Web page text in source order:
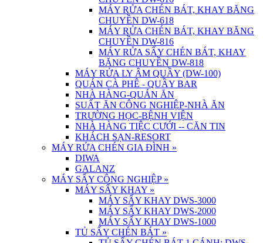
MÁY RỬA CHÉN BÁT, KHAY BĂNG
CHUYỀN DW-618
MÁY RỬA CHÉN BÁT, KHAY BĂNG
CHUYỀN DW-816
MÁY RỬA SẤY CHÉN BÁT, KHAY
BĂNG CHUYỀN DW-818
MÁY RỬA LY ÂM QUẦY (DW-100)
QUÁN CÀ PHÊ - QUẦY BAR
NHÀ HÀNG-QUÁN ĂN
SUẤT ĂN CÔNG NGHIỆP-NHÀ ĂN
TRƯỜNG HỌC-BỆNH VIỆN
NHÀ HÀNG TIỆC CƯỚI -- CĂN TIN
KHÁCH SẠN-RESORT
MÁY RỬA CHÉN GIA ĐÌNH »
DIWA
GALANZ
MÁY SẤY CÔNG NGHIỆP »
MÁY SẤY KHAY »
MÁY SẤY KHAY DWS-3000
MÁY SẤY KHAY DWS-2000
MÁY SẤY KHAY DWS-1000
TỦ SẤY CHÉN BÁT »